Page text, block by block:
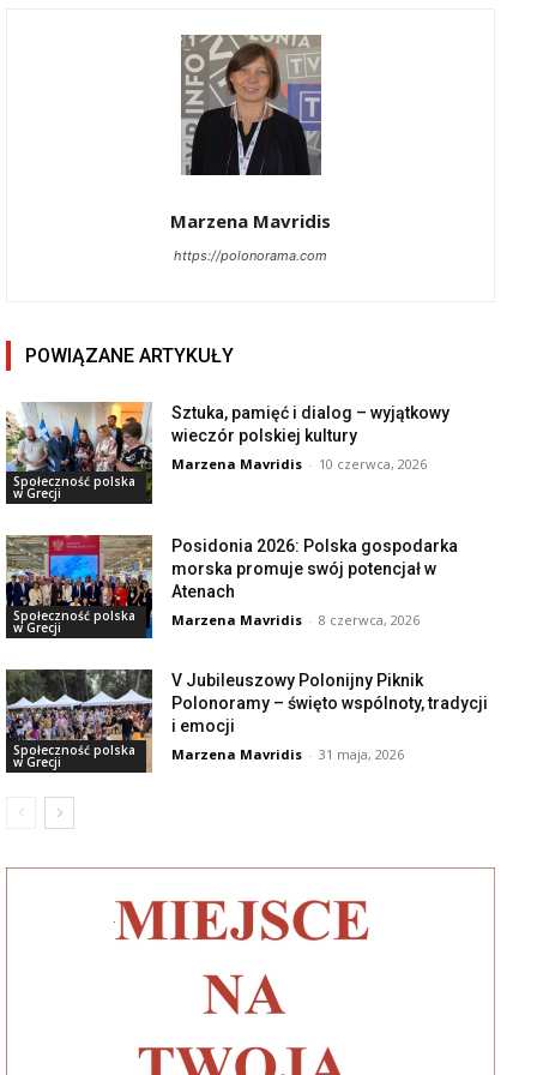
Marzena Mavridis
https://polonorama.com
POWIĄZANE ARTYKUŁY
Społeczność polska
w Grecji
Sztuka, pamięć i dialog – wyjątkowy
wieczór polskiej kultury
Marzena Mavridis - 10 czerwca, 2026
Społeczność polska
w Grecji
Posidonia 2026: Polska gospodarka
morska promuje swój potencjał w
Atenach
Marzena Mavridis - 8 czerwca, 2026
Społeczność polska
w Grecji
V Jubileuszowy Polonijny Piknik
Polonoramy – święto wspólnoty, tradycji
i emocji
Marzena Mavridis - 31 maja, 2026